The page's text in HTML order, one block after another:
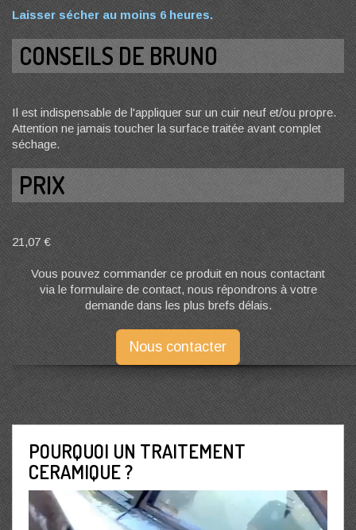
Laisser sécher au moins 6 heures.
CONSEILS DE BRUNO
Il est indispensable de l'appliquer sur un cuir neuf et/ou propre.
Attention ne jamais toucher la surface traitée avant complet
séchage.
PRIX
21,07 €
Vous pouvez commander ce produit en nous contactant
via le formulaire de contact, nous répondrons à votre
demande dans les plus brefs délais.
Nous contacter
POURQUOI UN TRAITEMENT
CERAMIQUE ?
Lecteur
vidéo